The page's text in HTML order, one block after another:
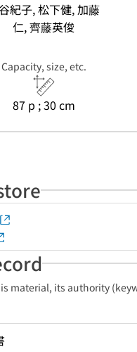
紀子, 松下健, 加藤
仁, 齊藤英俊
Capacity, size, etc.
87 p ; 30 cm
material, its authority